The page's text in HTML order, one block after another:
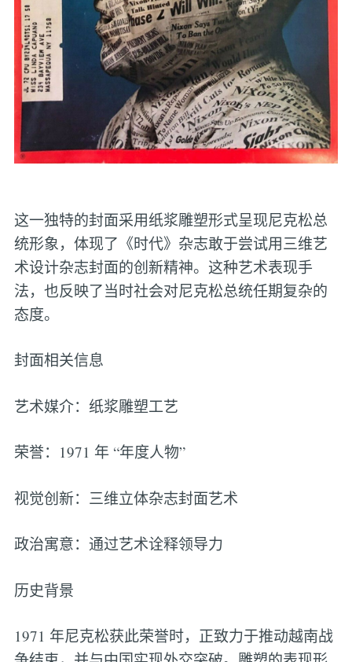
这一独特的封面采用纸浆雕塑形式呈现尼克松总
统形象，体现了《时代》杂志敢于尝试用三维艺
术设计杂志封面的创新精神。这种艺术表现手
法，也反映了当时社会对尼克松总统任期复杂的
态度。
封面相关信息
艺术媒介：纸浆雕塑工艺
荣誉：1971 年 “年度人物”
视觉创新：三维立体杂志封面艺术
政治寓意：通过艺术诠释领导力
历史背景
1971 年尼克松获此荣誉时，正致力于推动越南战